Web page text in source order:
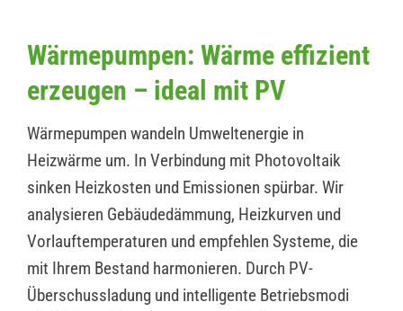
Wärmepumpen: Wärme effizient
erzeugen – ideal mit PV
Wärmepumpen wandeln Umweltenergie in
Heizwärme um. In Verbindung mit Photovoltaik
sinken Heizkosten und Emissionen spürbar. Wir
analysieren Gebäudedämmung, Heizkurven und
Vorlauftemperaturen und empfehlen Systeme, die
mit Ihrem Bestand harmonieren. Durch PV-
Überschussladung und intelligente Betriebsmodi